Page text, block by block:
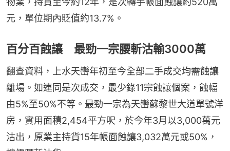
元，單位期內貶值約13.7%。
百分百蝕讓 最勁一宗腰斬沽輸3000萬
翻查資料，上水天巒年初至今全部二手成交均需蝕讓
離場。如連同是次成交，最少錄11宗蝕讓個案，蝕幅
由5%至50%不等。最勁一宗為天巒蘇黎世大道單號洋
房，實用面積2,454平方呎，於今年3月以3,000萬元
沽出，原業主持貨15年帳面蝕讓3,032萬元或50%，